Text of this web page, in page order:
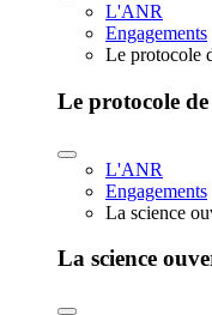
L'ANR
Engagements
Le protocole
Le protocole
L'ANR
Engagements
La science
La science